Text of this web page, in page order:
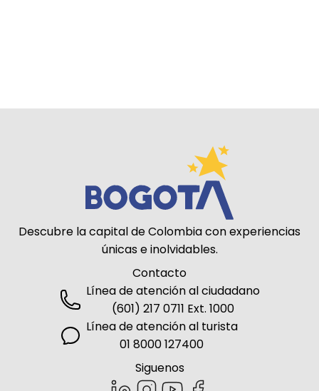
Descubre la capital de Colombia con experiencias
únicas e inolvidables.
Contacto
Línea de atención al ciudadano
(601) 217 0711 Ext. 1000
Línea de atención al turista
01 8000 127400
Siguenos